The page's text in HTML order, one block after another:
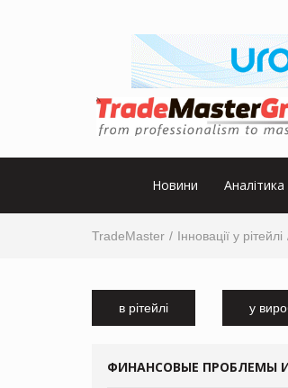
Новини Аналітика
TradeMaster Інновації у рітейлі
в рітейлі у
ФИНАНСОВЫЕ ПРОБЛЕМЫ И